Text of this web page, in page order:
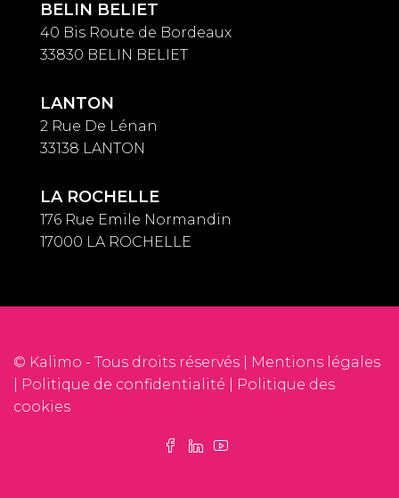
BELIN BELIET
40 Bis Route de Bordeaux
33830 BELIN BELIET
LANTON
2 Rue De Lénan
33138 LANTON
LA ROCHELLE
176 Rue Emile Normandin
17000 LA ROCHELLE
© Kalimo - Tous droits réservés |
Mentions légales
Politique de confidentialité
Politique des
cookies